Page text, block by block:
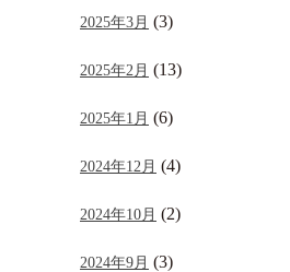
2025年3月 (3)
2025年2月 (13)
2025年1月 (6)
2024年12月 (4)
2024年10月 (2)
2024年9月 (3)